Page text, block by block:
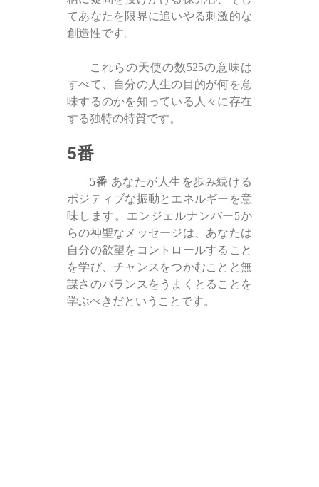
てあなたを限界に追いやる刺激的な
創造性です。
これらの天使の数525の意味は
すべて、自分の人生の目的が何を意
味するのかを知っている人々に存在
する独特の特質です。
5番
5番 あなたが人生を歩み続​​ける
ポジティブな振動とエネルギーを意
味します。エンジェルナンバー5か
らの神聖なメッセージは、あなたは
自分の欲望をコントロールすること
を学び、チャンスをつかむことと無
謀さのバランスをうまくとることを
学ぶべきだということです。